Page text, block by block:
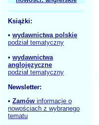
Książki:
• wydawnictwa polskie
podział tematyczny
• wydawnictwa
anglojęzyczne
podział tematyczny
Newsletter:
• Zamów informacje o
nowościach z wybranego
tematu